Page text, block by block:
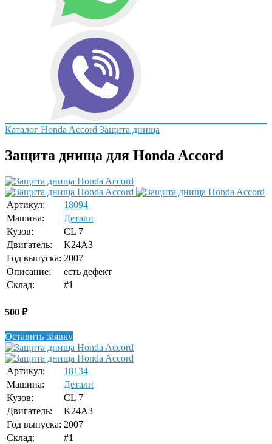
Каталог Honda Accord Защита днища
Защита днища для Honda Accord
Артикул:
18094
Машина:
Детали
Кузов:
CL 7
Двигатель:
K24A3
Год выпуска: 2007
Описание:
есть дефект
Склад:
#1
500 ₽
Оставить заявку
Артикул:
18134
Машина:
Детали
Кузов:
CL 7
Двигатель:
K24A3
Год выпуска: 2007
Склад:
#1